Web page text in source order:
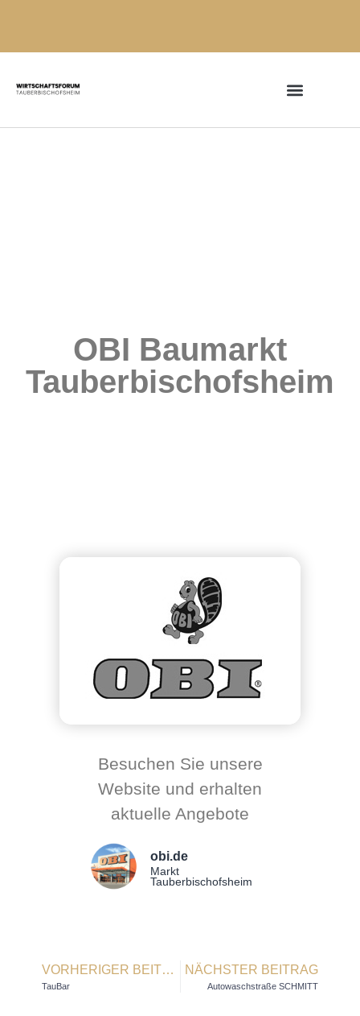
OBI Baumarkt
Tauberbischofsheim
Besuchen Sie unsere
Website und erhalten
aktuelle Angebote
obi.de
Markt
Tauberbischofsheim
VORHERIGER BEITRAG
TauBar
NÄCHSTER BEITRAG
Autowaschstraße SCHMITT